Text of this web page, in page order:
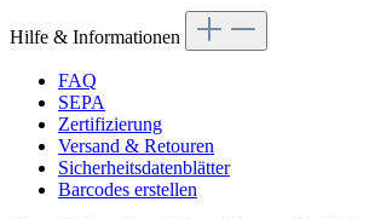
Hilfe & Informationen
FAQ
SEPA
Zertifizierung
Versand & Retouren
Sicherheitsdatenblätter
Barcodes erstellen